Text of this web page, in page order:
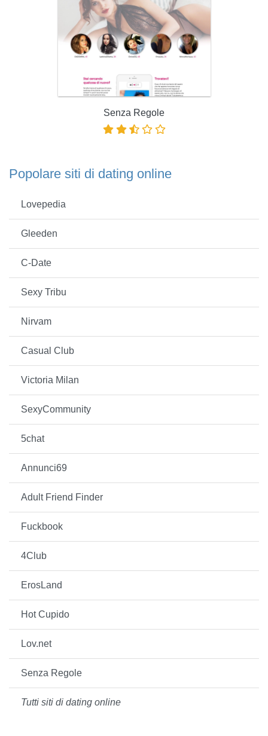
Senza Regole
Popolare siti di dating online
Lovepedia
Gleeden
C-Date
Sexy Tribu
Nirvam
Casual Club
Victoria Milan
SexyCommunity
5chat
Annunci69
Adult Friend Finder
Fuckbook
4Club
ErosLand
Hot Cupido
Lov.net
Senza Regole
Tutti siti di dating online